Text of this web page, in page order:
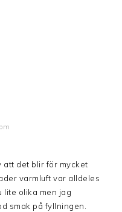
att det blir för mycket
varmluft var alldeles
lite olika men jag
smak på fyllningen.